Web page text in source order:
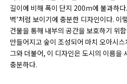
길이에 비해 폭이 단지 200m에 불과하
벽’처럼 보이기에 충분한 디자인이다. 이
건물을 통해 내부의 공간을 보호하기 위
만들어지고 숲이 조성되어 마치 오아시
그와 더불어, 이 디자인은 도시의 이름을
충분하다.